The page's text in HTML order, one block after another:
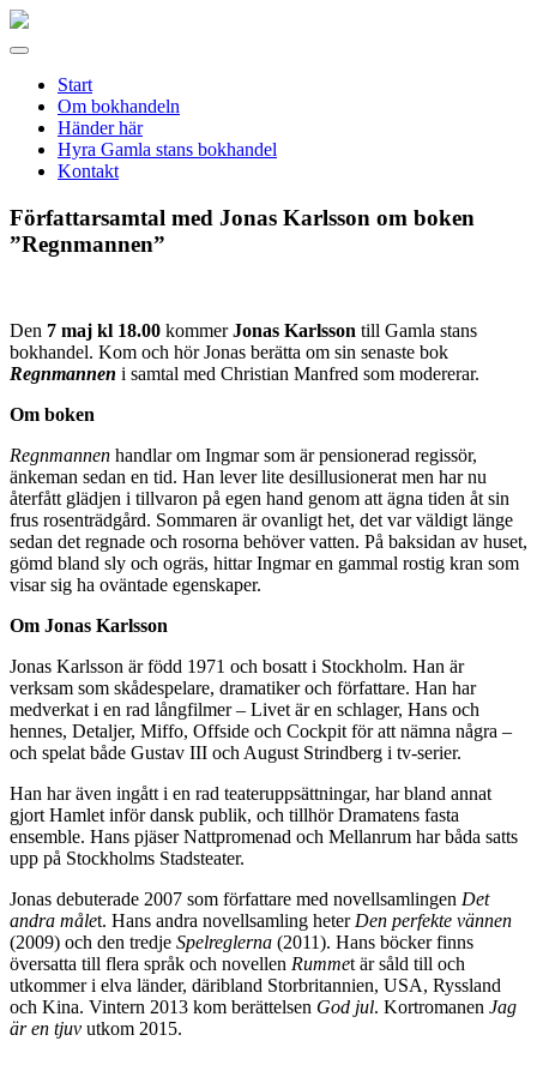
Gamla
Meny
Start
Om bokhandeln
Händer här
Hyra Gamla stans bokhandel
Kontakt
Författarsamtal med Jonas Karlsson om boken
”Regnmannen”
Den 7 maj kl 18.00 kommerJonas Karlsson till Gamla stans
bokhandel. Kom och hör Jonas berätta om sin senaste bok
Regnmannen i samtal med Christian Manfred som modererar.
Om boken
Regnmannen handlar om Ingmar som är pensionerad regissör,
änkeman sedan en tid. Han lever lite desillusionerat men har nu
återfått glädjen i tillvaron på egen hand genom att ägna tiden åt sin
frus rosenträdgård. Sommaren är ovanligt het, det var väldigt länge
sedan det regnade och rosorna behöver vatten. På baksidan av huset,
gömd bland sly och ogräs, hittar Ingmar en gammal rostig kran som
visar sig ha oväntade egenskaper.
Om Jonas Karlsson
Jonas Karlsson är född 1971 och bosatt i Stockholm. Han är
verksam som skådespelare, dramatiker och författare. Han har
medverkat i en rad långfilmer – Livet är en schlager, Hans och
hennes, Detaljer, Miffo, Offside och Cockpit för att nämna några –
och spelat både Gustav III och August Strindberg i tv-serier.
Han har även ingått i en rad teateruppsättningar, har bland annat
gjort Hamlet inför dansk publik, och tillhör Dramatens fasta
ensemble. Hans pjäser Nattpromenad och Mellanrum har båda satts
upp på Stockholms Stadsteater.
Jonas debuterade 2007 som författare med novellsamlingen Det
andra målet. Hans andra novellsamling heterDen perfekte vännen
(2009) och den tredje Spelreglerna (2011). Hans böcker finns
översatta till flera språk och novellen Rummet är såld till och
utkommer i elva länder, däribland Storbritannien, USA, Ryssland
och Kina. Vintern 2013 kom berättelsen God jul. Kortromanen Jag
är en tjuv utkom 2015.